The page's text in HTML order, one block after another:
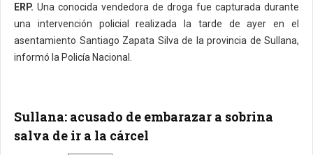
ERP. Una conocida vendedora de droga fue capturada durante
una intervención policial realizada la tarde de ayer en el
asentamiento Santiago Zapata Silva de la provincia de Sullana,
informó la Policía Nacional.
Sullana: acusado de embarazar a sobrina
salva de ir a la cárcel